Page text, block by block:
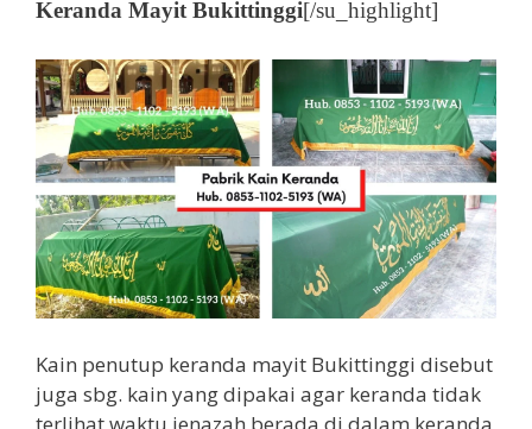
Keranda Mayit Bukittinggi[/su_highlight]
Kain penutup keranda mayit Bukittinggi disebut
juga sbg. kain yang dipakai agar keranda tidak
terlihat waktu jenazah berada di dalam keranda